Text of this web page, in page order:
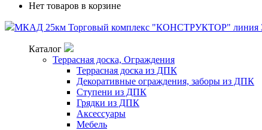
Нет товаров в корзине
МКАД 25км Торговый комплекс "КОНСТРУКТОР" линия
Каталог
Террасная доска, Ограждения
Террасная доска из ДПК
Декоративные ограждения, заборы из ДПК
Ступени из ДПК
Грядки из ДПК
Аксессуары
Мебель